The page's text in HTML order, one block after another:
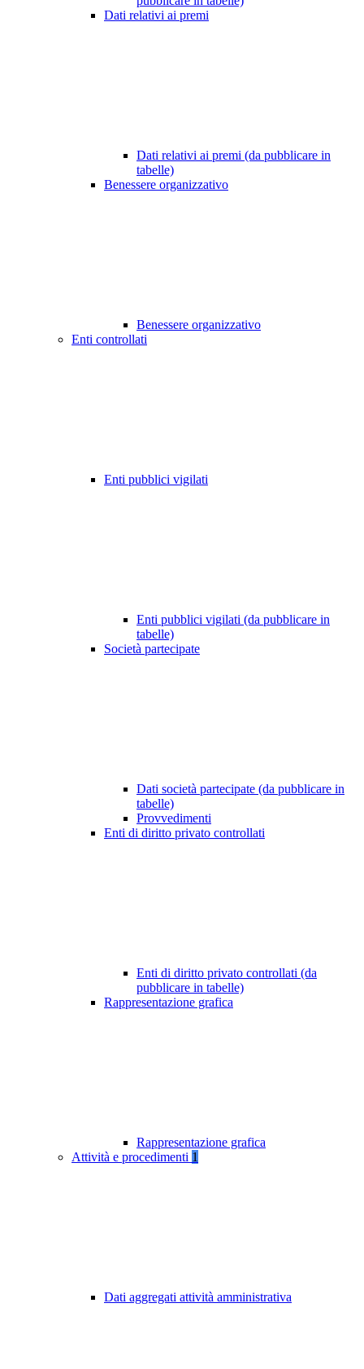
Dati relativi ai premi
Dati relativi ai premi (da pubblicare in
tabelle)
Benessere organizzativo
Benessere organizzativo
Enti controllati
Enti pubblici vigilati
Enti pubblici vigilati (da pubblicare in
tabelle)
Società partecipate
Dati società partecipate (da pubblicare in
tabelle)
Provvedimenti
Enti di diritto privato controllati
Enti di diritto privato controllati (da
pubblicare in tabelle)
Rappresentazione grafica
Rappresentazione grafica
Attività e procedimenti 1
Dati aggregati attività amministrativa